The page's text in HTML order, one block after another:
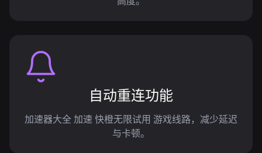
自动重连功能
加速器大全 加速 快橙无限试用 游戏线路，减少延迟
与卡顿。